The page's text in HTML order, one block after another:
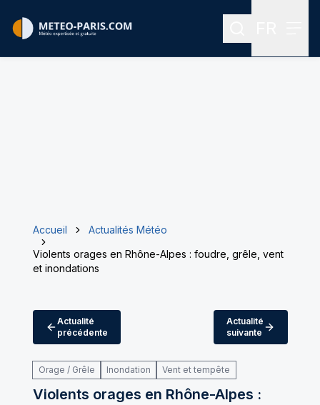
Rechercher
Accueil
Actualités Météo
Violents orages en Rhône-Alpes : foudre, grêle, vent
et inondations
Actualité
précédente
Actualité
suivante
Orage / Grêle Inondation Vent et tempête
Violents orages en Rhône-Alpes :